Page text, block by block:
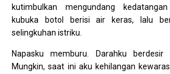
kutimbulkan mengundang
kubuka botol berisi air keras, lalu
selingkuhan istriku.
Napasku memburu. Darahku
Mungkin, saat ini aku kehilangan